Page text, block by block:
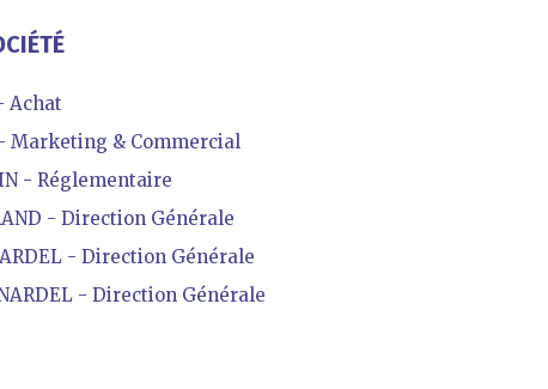
Achat
Marketing & Commercial
- Réglementaire
- Direction Générale
- Direction Générale
- Direction Générale